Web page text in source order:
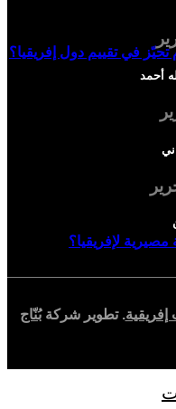
تحيّز في تقييم دول إفريقيا؟
مصيرية لإفريقيا؟
أحمد
إفريقية. تطوير شركةبُنّاج